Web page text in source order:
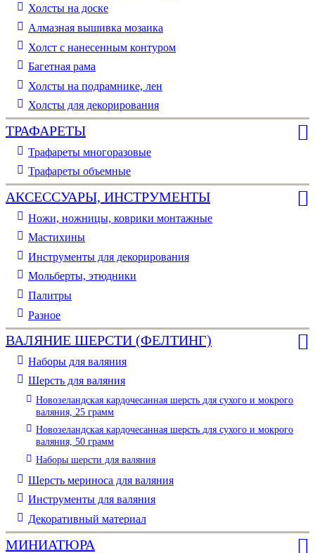
Холсты на доске
Алмазная вышивка мозаика
Холст с нанесенным контуром
Багетная рама
Холсты на подрамнике, лен
Холсты для декорирования
ТРАФАРЕТЫ
Трафареты многоразовые
Трафареты объемные
АКСЕССУАРЫ, ИНСТРУМЕНТЫ
Ножи, ножницы, коврики монтажные
Мастихины
Инструменты для декорирования
Мольберты, этюдники
Палитры
Разное
ВАЛЯНИЕ ШЕРСТИ (ФЕЛТИНГ)
Наборы для валяния
Шерсть для валяния
Новозеландская кардочесанная шерсть для сухого и мокрого
валяния, 25 грамм
Новозеландская кардочесанная шерсть для сухого и мокрого
валяния, 50 грамм
Наборы шерсти для валяния
Шерсть мериноса для валяния
Инструменты для валяния
Декоративный материал
МИНИАТЮРА